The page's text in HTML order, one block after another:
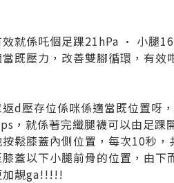
就係吒個足踝21hPa · 小腿
既壓力，改善雙腳循環，有效
d壓存位係咪係適當既位置呀
，就係著完纖腿襪可以由足踝
鬆膝蓋內側位置，每次10秒，
蓋以下小腿前骨的位置，由
加靚ga!!!!!